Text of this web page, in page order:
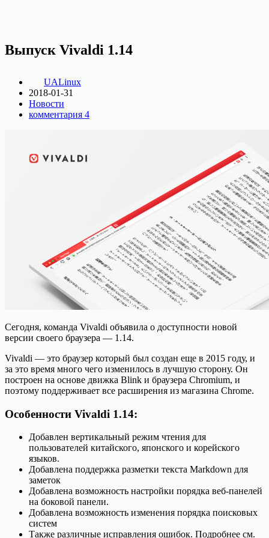
Выпуск Vivaldi 1.14
UALinux
2018-01-31
Новости
комментария 4
Сегодня, команда Vivaldi объявила о доступности новой
версии своего браузера — 1.14.
Vivaldi — это браузер который был создан еще в 2015 году, и
за это время много чего изменилось в лучшую сторону. Он
построен на основе движка Blink и браузера Chromium, и
поэтому поддерживает все расширения из магазина Chrome.
Особенности Vivaldi 1.14:
Добавлен вертикальный режим чтения для
пользователей китайского, японского и корейского
языков.
Добавлена поддержка разметки текста Markdown для
заметок
Добавлена возможность настройки порядка веб-панелей
на боковой панели.
Добавлена возможность изменения порядка поисковых
систем
Также различные исправления ошибок. Подробнее см.